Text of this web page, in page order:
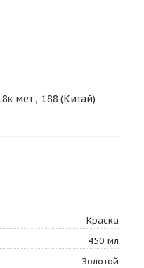
мет., 188 (Китай)
Краска
450 мл
Золотой